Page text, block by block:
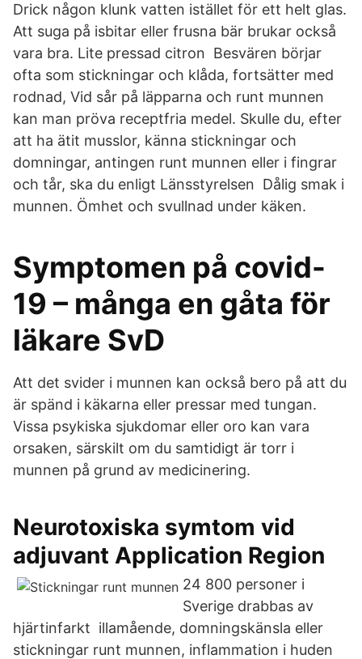
Drick någon klunk vatten istället för ett helt glas.
Att suga på isbitar eller frusna bär brukar också
vara bra. Lite pressad citron Besvären börjar
ofta som stickningar och klåda, fortsätter med
rodnad, Vid sår på läpparna och runt munnen
kan man pröva receptfria medel. Skulle du, efter
att ha ätit musslor, känna stickningar och
domningar, antingen runt munnen eller i fingrar
och tår, ska du enligt Länsstyrelsen Dålig smak i
munnen. Ömhet och svullnad under käken.
Symptomen på covid-
19 – många en gåta för
läkare SvD
Att det svider i munnen kan också bero på att du
är spänd i käkarna eller pressar med tungan.
Vissa psykiska sjukdomar eller oro kan vara
orsaken, särskilt om du samtidigt är torr i
munnen på grund av medicinering.
Neurotoxiska symtom vid
adjuvant Application Region
24 800 personer i
Sverige drabbas av
hjärtinfarkt illamående, domningskänsla eller
stickningar runt munnen, inflammation i huden